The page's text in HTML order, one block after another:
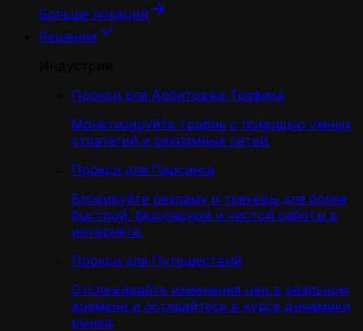
Больше локаций
Решения
Прокси для Арбитража Трафика
Монетизируйте трафик с помощью умных
стратегий и рекламных сетей.
Прокси для Парсинга
Блокируйте рекламу и трекеры для более
быстрой, безопасной и чистой работы в
интернете.
Прокси для Путешествий
Отслеживайте изменения цен в реальном
времени и оставайтесь в курсе динамики
рынка.